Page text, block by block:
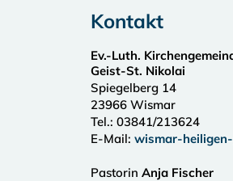
Kontakt
Ev.-Luth.
Geist-St. Nikolai
Spiegelberg 14
23966 Wismar
Tel.: 03841/213624
E-Mail: wismar-
Pastorin Anja Fischer